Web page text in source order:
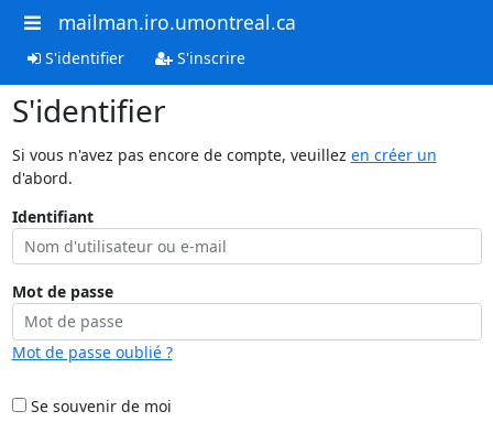
mailman.iro.umontreal.ca
S'identifier S'inscrire
S'identifier
Si vous n'avez pas encore de compte, veuillez en créer un
d'abord.
Identifiant
Mot de passe
Mot de passe oublié ?
Se souvenir de moi